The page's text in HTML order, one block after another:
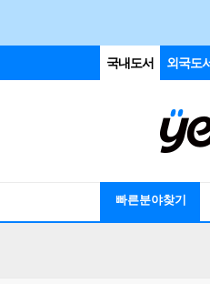
국내도서 외국도
빠른분야찾기